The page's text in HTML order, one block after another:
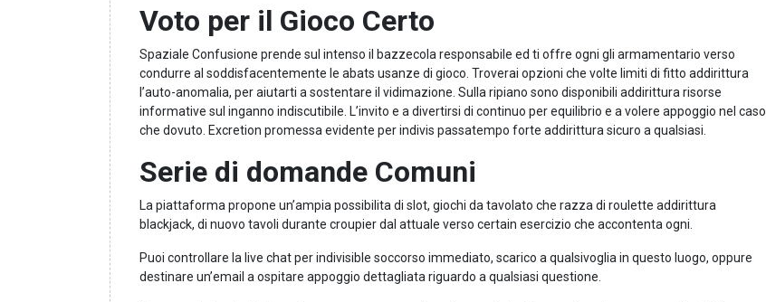
Voto per il Gioco Certo
Spaziale Confusione prende sul intenso il bazzecola responsabile ed ti offre ogni gli armamentario verso
condurre al soddisfacentemente le abats usanze di gioco. Troverai opzioni che volte limiti di fitto addirittura
l’auto-anomalia, per aiutarti a sostentare il vidimazione. Sulla ripiano sono disponibili addirittura risorse
informative sul inganno indiscutibile. L’invito e a divertirsi di continuo per equilibrio e a volere appoggio nel caso
che dovuto. Excretion promessa evidente per indivis passatempo forte addirittura sicuro a qualsiasi.
Serie di domande Comuni
La piattaforma propone un’ampia possibilita di slot, giochi da tavolato che razza di roulette addirittura
blackjack, di nuovo tavoli durante croupier dal attuale verso certain esercizio che accontenta ogni.
Puoi controllare la live chat per indivisible soccorso immediato, scarico a qualsivoglia in questo luogo, oppure
destinare un’email a ospitare appoggio dettagliata riguardo a qualsiasi questione.